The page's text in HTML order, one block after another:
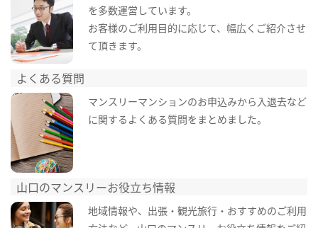
を多数運営しています。
お客様のご利用目的に応じて、幅広くご紹介させ
て頂きます。
よくある質問
マンスリーマンションのお申込みから入退去など
に関するよくある質問をまとめました。
山口のマンスリーお役立ち情報
地域情報や、出張・観光旅行・おすすめのご利用